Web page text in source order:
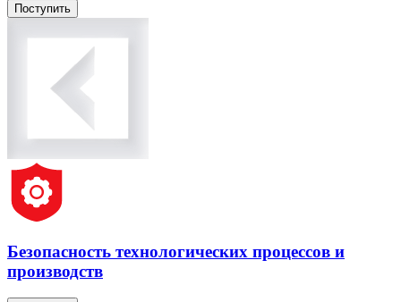
Поступить
Безопасность технологических процессов и
производств